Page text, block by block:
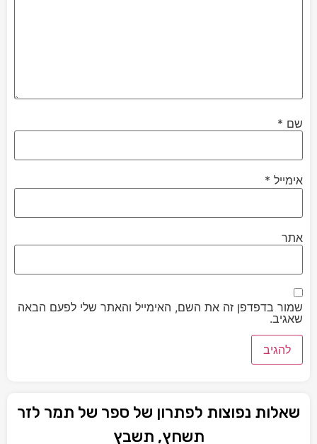
שם *
אימייל *
אתר
שמור בדפדפן זה את השם, האימייל והאתר שלי לפעם הבאה
שאגיב.
שאלות נפוצות לפתרון של ספר של תמר לזר
תשחץ, תשבץ